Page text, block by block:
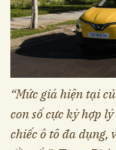
“Mức giá hiện tại
con số cực kỳ hợp
chiếc ô tô đa dụng,